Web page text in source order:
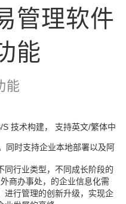
管理软件
能
能
技术构建， 支持英文/繁体中
同时支持企业本地部署以及阿
同行业类型，不同成长阶段的
商办事处，的企业信息化需
进行管理的创新升级，实现企